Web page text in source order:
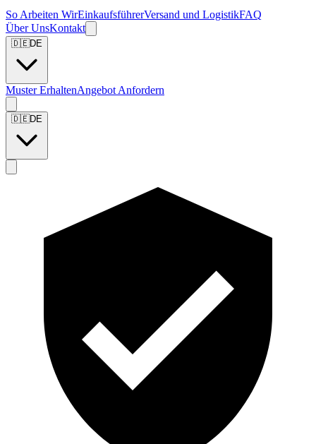
So Arbeiten WirEinkaufsführerVersand und LogistikFAQ
Über UnsKontakt
🇩🇪DE
Muster ErhaltenAngebot Anfordern
🇩🇪DE